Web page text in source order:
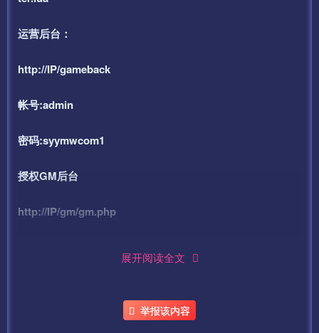
运营后台：
http://IP/gameback
帐号:admin
密码:syymwcom1
授权GM后台
http://IP/gm/gm.php
展开阅读全文
举报该内容